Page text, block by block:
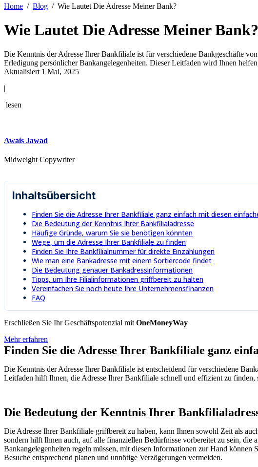
Home / Blog / Wie Lautet Die Adresse Meiner Bank?
Wie Lautet Die Adresse Meiner Bank?
Die Kenntnis der Adresse Ihrer Bankfiliale ist für verschiedene Bankgeschäfte
Erledigung persönlicher Bankangelegenheiten. Dieser Leitfaden wird Ihnen
Aktualisiert 1 Mai, 2025
|
lesen
Awais Jawad
Midweight Copywriter
Inhaltsübersicht
Finden Sie die Adresse Ihrer Bankfiliale ganz einfach mit diesen
Die Bedeutung der Kenntnis Ihrer Bankfilialadresse
Häufige Gründe, warum Sie sie benötigen könnten
Wege, um die Adresse Ihrer Bankfiliale zu finden
Finden Sie Ihre Bankfilialnummer für direkte Einzahlungen
Wie man eine Bankadresse mit einem Sortiercode findet
Die Bedeutung genauer Bankadressinformationen
Tipps, um Ihre Filialinformationen griffbereit zu halten
Vereinfachen Sie noch heute Ihre Unternehmensfinanzen
FAQ
Erschließen Sie Ihr Geschäftspotenzial mitOneMoneyWay
Mehr erfahren
Finden Sie die Adresse Ihrer Bankfiliale ganz
Die Kenntnis der Adresse Ihrer Bankfiliale ist entscheidend für verschiedene
Leitfaden hilft Ihnen, die Adresse Ihrer Bankfiliale schnell und effizient zu finden,
Die Bedeutung der Kenntnis Ihrer
Die Adresse Ihrer Bankfiliale griffbereit zu haben, kann Ihnen sowohl Zeit als
sondern hilft Ihnen auch, auf alle finanziellen Bedürfnisse vorbereitet zu sein,
Bankangelegenheiten regeln müssen, mit diesen Informationen zur Hand
Besuche entsprechend planen und unnötige Verzögerungen vermeiden.